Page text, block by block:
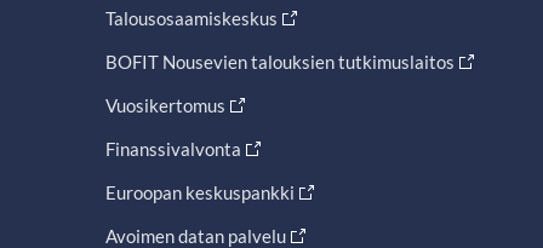
Talousosaamiskeskus
BOFIT Nousevien talouksien tutkimuslaitos
Vuosikertomus
Finanssivalvonta
Euroopan keskuspankki
Avoimen datan palvelu